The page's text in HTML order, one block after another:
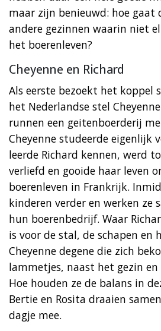
maar zijn benieuwd: hoe gaat
andere gezinnen waarin niet
het boerenleven?
Cheyenne en Richard
Als eerste bezoekt het koppel
het Nederlandse stel
runnen een geitenboerderij
Cheyenne studeerde eigenlijk
leerde Richard kennen, werd
verliefd en gooide haar leven
boerenleven in Frankrijk.
kinderen verder en werken ze
hun boerenbedrijf. Waar
is voor de stal, de schapen en
Cheyenne degene die zich
lammetjes, naast het gezin
Hoe houden ze de balans in
Bertie en Rosita draaien
dagje mee.